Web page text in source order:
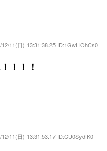
12/11(日) 13:31:38.25 ID:1GwHOhCs0
！！！
12/11(日) 13:31:53.17 ID:CU0SydfK0